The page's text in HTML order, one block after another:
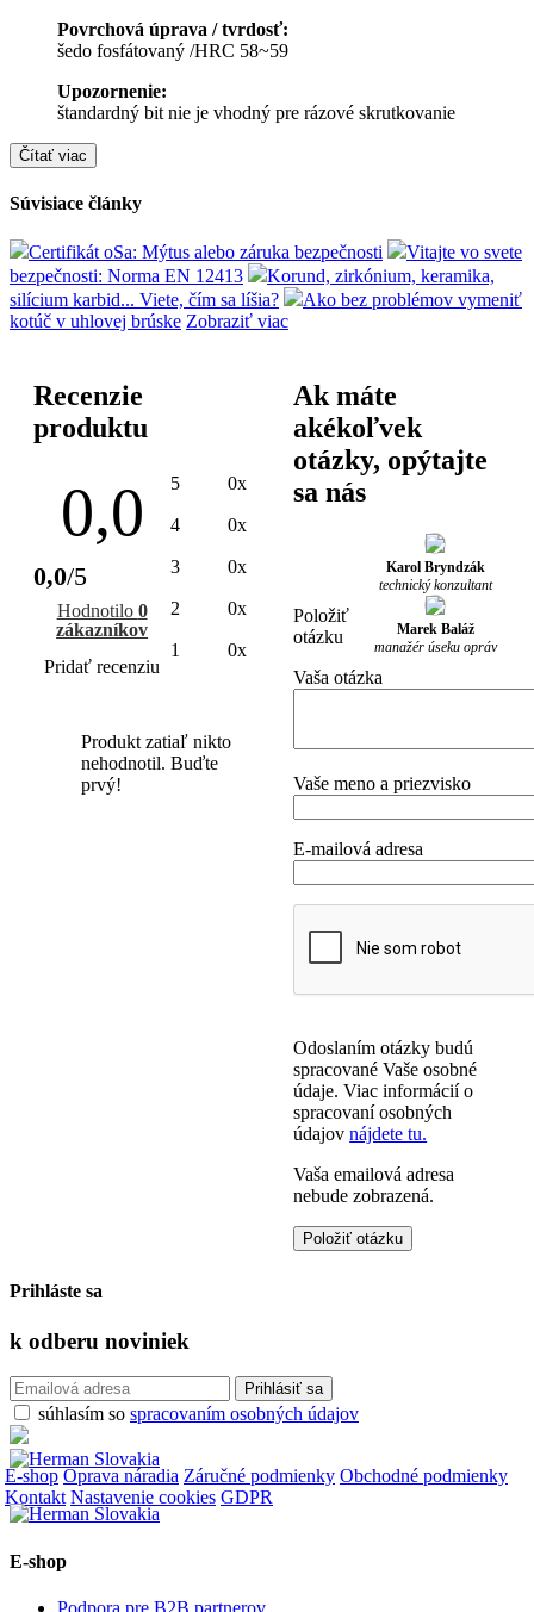
Povrchová úprava / tvrdosť:
šedo fosfátovaný /HRC 58~59
Upozornenie:
štandardný bit nie je vhodný pre rázové skrutkovanie
Čítať viac
Súvisiace články
Certifikát oSa: Mýtus alebo záruka bezpečnosti
Vitajte vo svete
bezpečnosti: Norma EN 12413
Korund, zirkónium, keramika,
silícium karbid... Viete, čím sa líšia?
Ako bez problémov vymeniť
kotúč v uhlovej brúske Zobraziť viac
Recenzie
produktu
0,0
0,0/5
Hodnotilo 0
zákazníkov
Pridať recenziu
5 0x
4 0x
3 0x
2 0x
1 0x
Produkt zatiaľ nikto
nehodnotil. Buďte
prvý!
Ak máte
akékoľvek
otázky, opýtajte
sa nás
Karol Bryndzák
technický konzultant
Marek Baláž
manažér úseku opráv
Položiť
otázku
Vaša otázka
Vaše meno a priezvisko
E-mailová adresa
Odoslaním otázky budú
spracované Vaše osobné
údaje. Viac informácií o
spracovaní osobných
údajovnájdete tu.
Vaša emailová adresa
nebude zobrazená.
Prihláste sa
k odberu noviniek
súhlasím so spracovaním osobných údajov
E-shop Oprava náradia Záručné podmienky Obchodné podmienky
Kontakt Nastavenie cookies GDPR
E-shop
Podpora pre B2B partnerov